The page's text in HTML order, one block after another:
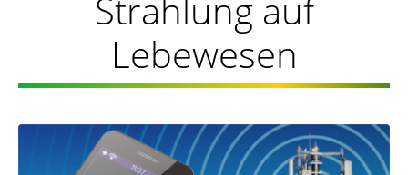
Strahlung auf
Lebewesen